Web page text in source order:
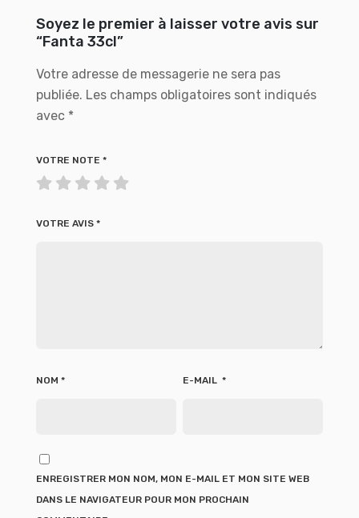
Soyez le premier à laisser votre avis sur
“Fanta 33cl”
Votre adresse de messagerie ne sera pas
publiée. Les champs obligatoires sont indiqués
avec *
VOTRE NOTE *
VOTRE AVIS *
NOM * E-MAIL *
ENREGISTRER MON NOM, MON E-MAIL ET MON SITE WEB
DANS LE NAVIGATEUR POUR MON PROCHAIN